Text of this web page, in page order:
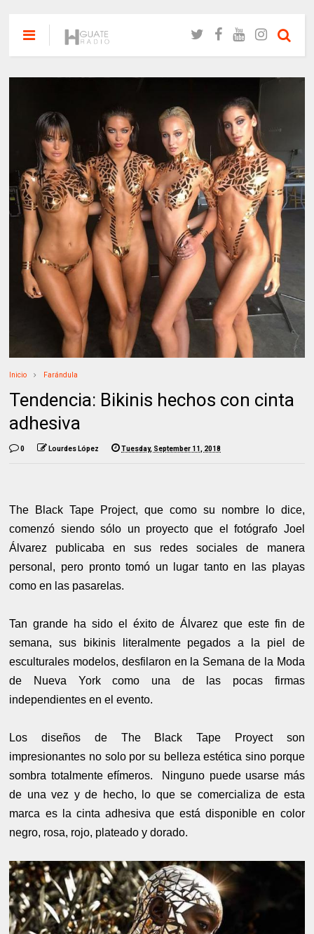
Inicio Farándula
Tendencia: Bikinis hechos con cinta
adhesiva
0 Lourdes López Tuesday, September 11, 2018
The Black Tape Project, que como su nombre lo dice,
comenzó siendo sólo un proyecto que el fotógrafo Joel
Álvarez publicaba en sus redes sociales de manera
personal, pero pronto tomó un lugar tanto en las playas
como en las pasarelas.
Tan grande ha sido el éxito de Álvarez que este fin de
semana, sus bikinis literalmente pegados a la piel de
esculturales modelos, desfilaron en la Semana de la Moda
de Nueva York como una de las pocas firmas
independientes en el evento.
Los diseños de The Black Tape Proyect son
impresionantes no solo por su belleza estética sino porque
sombra totalmente efímeros. Ninguno puede usarse más
de una vez y de hecho, lo que se comercializa de esta
marca es la cinta adhesiva que está disponible en color
negro, rosa, rojo, plateado y dorado.